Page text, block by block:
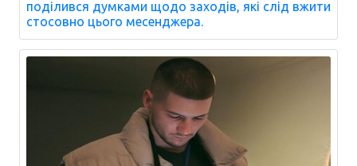
поділився думками щодо заходів, які слід вжити
стосовно цього месенджера.